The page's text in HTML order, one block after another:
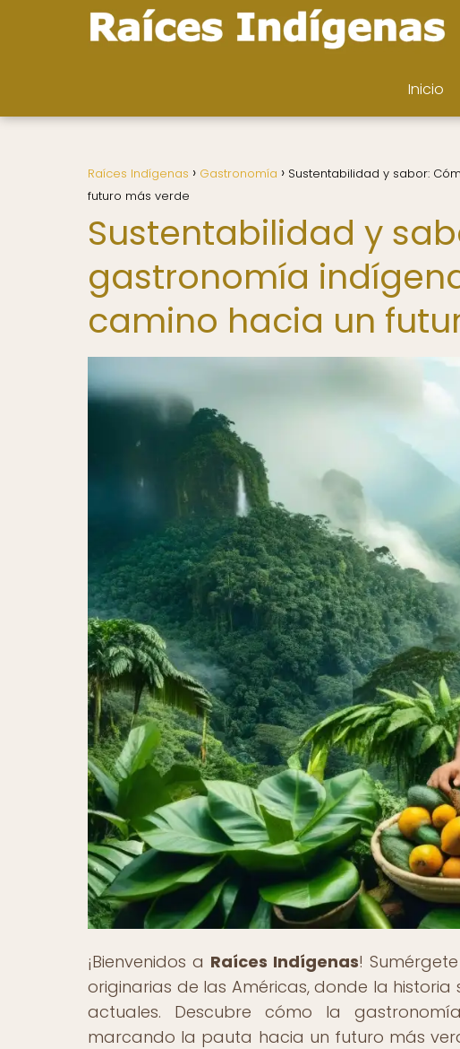
Inicio
Raíces Indígenas Gastronomía
Sustentabilidad y sabor:
futuro más verde
Sustentabilidad y
gastronomía
camino hacia un
¡Bienvenidos a Raíces Indígenas!
originarias de las Américas, donde la
actuales. Descubre cómo la
marcando la pauta hacia un futuro más